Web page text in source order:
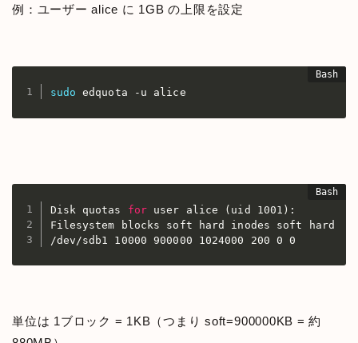
例：ユーザー alice に 1GB の上限を設定
sudo edquota -u alice
Disk quotas for user alice ( uid 1001 ) :
Filesystem blocks soft hard inodes soft hard
/dev/sdb1 10000 900000 1024000 200 0 0
単位は 1ブロック = 1KB（つまり soft=900000KB = 約